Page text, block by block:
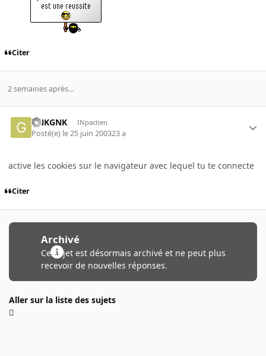
Citer
2 semaines après...
GNKGNK INpactien
Posté(e) le 25 juin 200323 a
active les cookies sur le navigateur avec lequel tu te connecte
Citer
Archivé
Ce sujet est désormais archivé et ne peut plus
recevoir de nouvelles réponses.
Aller sur la liste des sujets